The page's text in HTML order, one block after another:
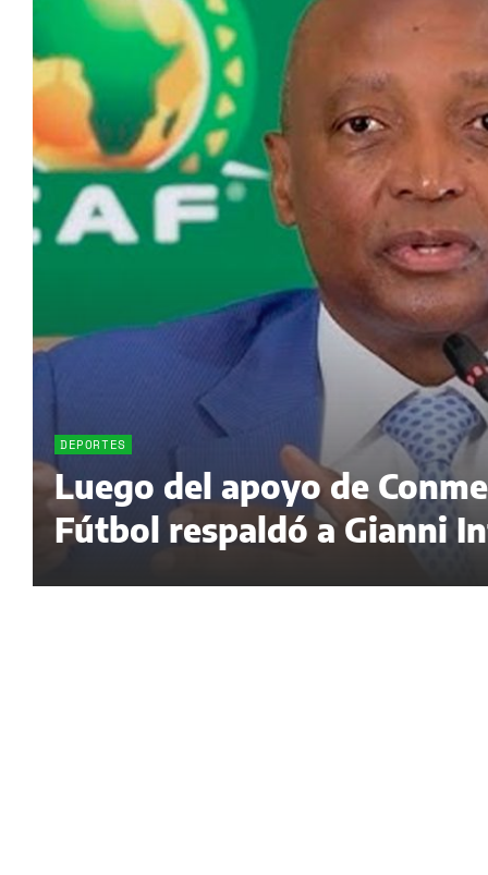
DEPORTES
Luego del apoyo de
Fútbol respaldó a Gianni